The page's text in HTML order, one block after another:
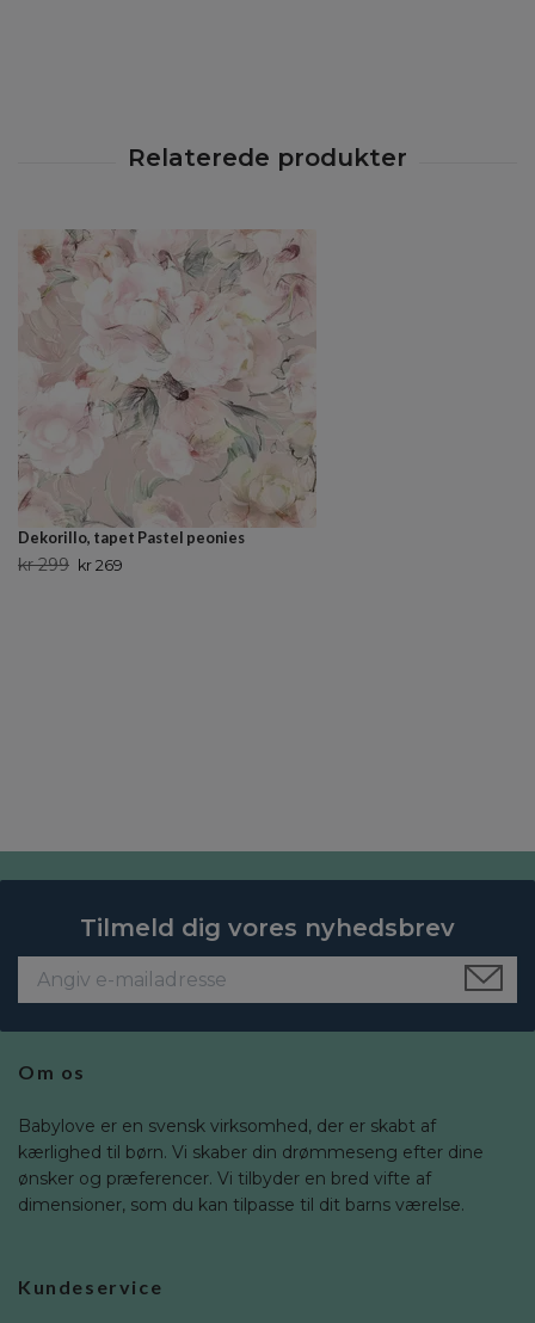
Dekorillo, tapet Pastel peonies
kr 299 kr 269
Tilmeld dig vores nyhedsbrev
Om os
Babylove er en svensk virksomhed, der er skabt af
kærlighed til børn. Vi skaber din drømmeseng efter dine
ønsker og præferencer. Vi tilbyder en bred vifte af
dimensioner, som du kan tilpasse til dit barns værelse.
Kundeservice